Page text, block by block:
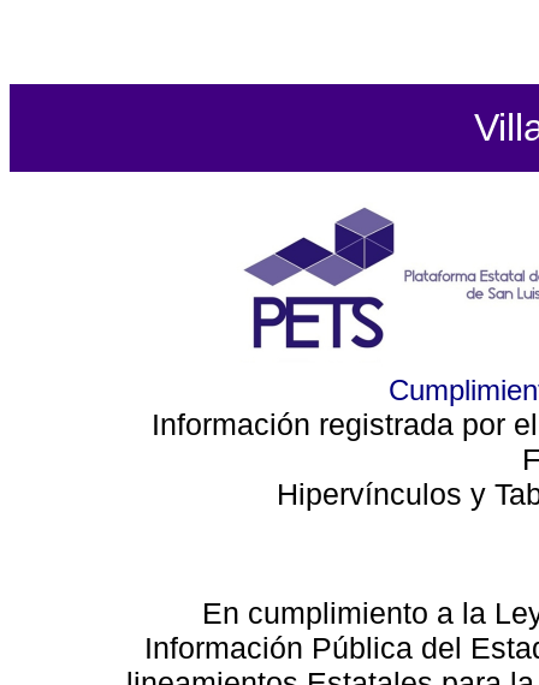
Información registrada por
Hipervínculos y
En cumplimiento a la
Información Pública del